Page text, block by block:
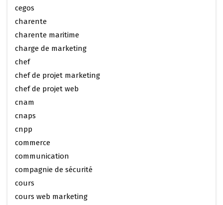
cegos
charente
charente maritime
charge de marketing
chef
chef de projet marketing
chef de projet web
cnam
cnaps
cnpp
commerce
communication
compagnie de sécurité
cours
cours web marketing